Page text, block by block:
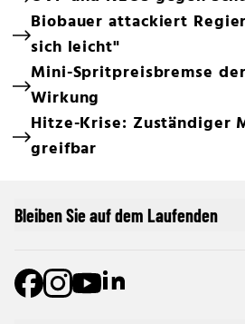
Biobauer attackiert
sich leicht"
Mini-Spritpreisbremse
Wirkung
Hitze-Krise: Zuständiger
greifbar
Bleiben Sie auf dem Laufenden